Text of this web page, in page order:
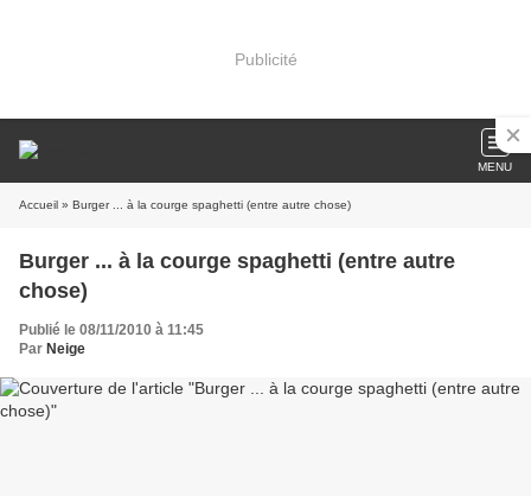
Publicité
MENU
Accueil » Burger ... à la courge spaghetti (entre autre chose)
Burger ... à la courge spaghetti (entre autre
chose)
Publié le 08/11/2010 à 11:45
Par Neige